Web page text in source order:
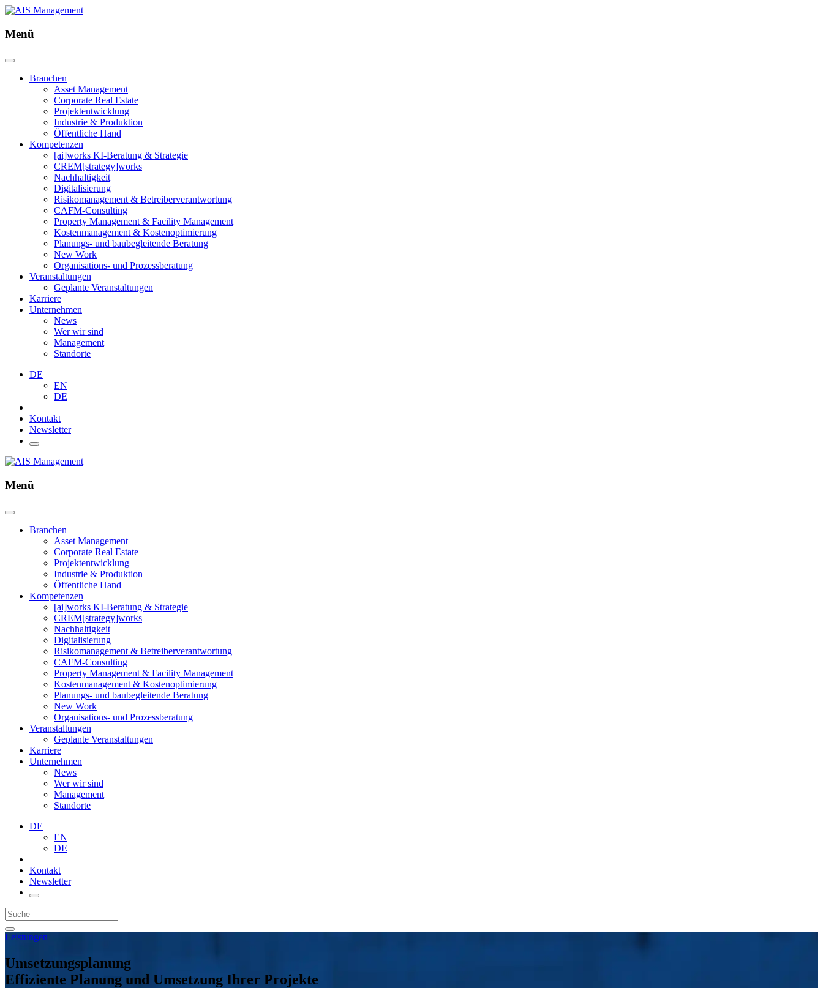
Menü
Branchen
Asset Management
Corporate Real Estate
Projektentwicklung
Industrie & Produktion
Öffentliche Hand
Kompetenzen
[ai]works KI-Beratung & Strategie
CREM[strategy]works
Nachhaltigkeit
Digitalisierung
Risikomanagement & Betreiberverantwortung
CAFM-Consulting
Property Management & Facility Management
Kostenmanagement & Kostenoptimierung
Planungs- und baubegleitende Beratung
New Work
Organisations- und Prozessberatung
Veranstaltungen
Geplante Veranstaltungen
Karriere
Unternehmen
News
Wer wir sind
Management
Standorte
DE
EN
DE
Kontakt
Newsletter
Menü
Branchen
Asset Management
Corporate Real Estate
Projektentwicklung
Industrie & Produktion
Öffentliche Hand
Kompetenzen
[ai]works KI-Beratung & Strategie
CREM[strategy]works
Nachhaltigkeit
Digitalisierung
Risikomanagement & Betreiberverantwortung
CAFM-Consulting
Property Management & Facility Management
Kostenmanagement & Kostenoptimierung
Planungs- und baubegleitende Beratung
New Work
Organisations- und Prozessberatung
Veranstaltungen
Geplante Veranstaltungen
Karriere
Unternehmen
News
Wer wir sind
Management
Standorte
DE
EN
DE
Kontakt
Newsletter
Leistungen
Umsetzungsplanung
Effiziente Planung und Umsetzung Ihrer Projekte